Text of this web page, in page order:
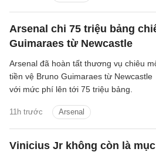
Arsenal chi 75 triệu bảng
Guimaraes từ Newcastle
11h trước Arsenal
Arsenal đã hoàn tất thương vụ chiêu
tiền vệ Bruno Guimaraes từ Newcastle
với mức phí lên tới 75 triệu bảng.
Vinicius Jr không còn là